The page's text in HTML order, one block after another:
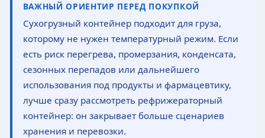
ВАЖНЫЙ ОРИЕНТИР ПЕРЕД ПОКУПКОЙ
Сухогрузный контейнер подходит для груза,
которому не нужен температурный режим. Если
есть риск перегрева, промерзания, конденсата,
сезонных перепадов или дальнейшего
использования под продукты и фармацевтику,
лучше сразу рассмотреть рефрижераторный
контейнер: он закрывает больше сценариев
хранения и перевозки.